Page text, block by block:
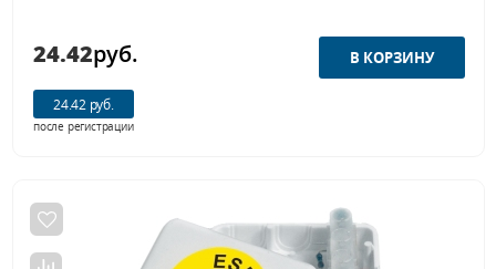
24.42руб.
24.42 руб.
после регистрации